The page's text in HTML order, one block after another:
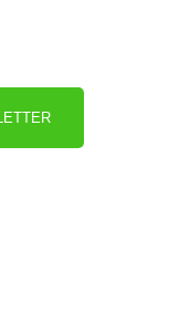
für Ihre Anmeldung